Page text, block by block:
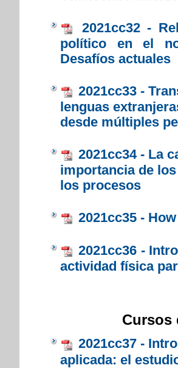
2021cc32 -
político en el
Desafíos actuales
2021cc33 -
lenguas
desde múltiples
2021cc34 - La
importancia de
los procesos
2021cc35 -
2021cc36 -
actividad física
Cursos
2021cc37 -
aplicada: el